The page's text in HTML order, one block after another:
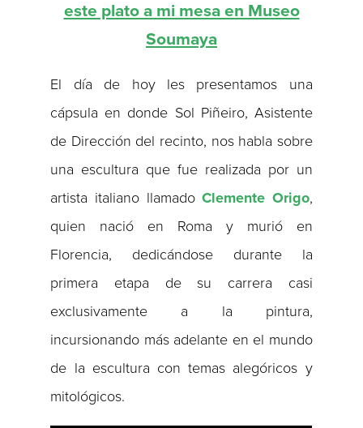
este plato a mi mesa en Museo
Soumaya
El día de hoy les presentamos una
cápsula en donde Sol Piñeiro, Asistente
de Dirección del recinto, nos habla sobre
una escultura que fue realizada por un
artista italiano llamadoClemente Origo,
quien nació en Roma y murió en
Florencia, dedicándose durante la
primera etapa de su carrera casi
exclusivamente a la pintura,
incursionando más adelante en el mundo
de la escultura con temas alegóricos y
mitológicos.